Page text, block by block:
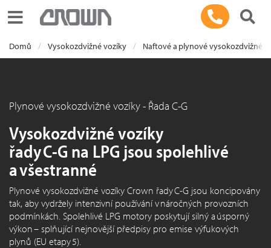
Toggle navigation
Domů Vysokozdvižné vozíky Naftové a plynové vysokozdvižné
Plynové vysokozdvižné vozíky - Řada C-G
Vysokozdvižné vozíky
řady C-G na LPG jsou spolehlivé
a všestranné
Plynové vysokozdvižné vozíky Crown řady C-G jsou koncipovány
tak, aby vydržely intenzivní používání v náročných provozních
podmínkách. Spolehlivé LPG motory poskytují silný a úsporný
výkon – splňující nejnovější předpisy pro emise výfukových
plynů (EU etapy 5).